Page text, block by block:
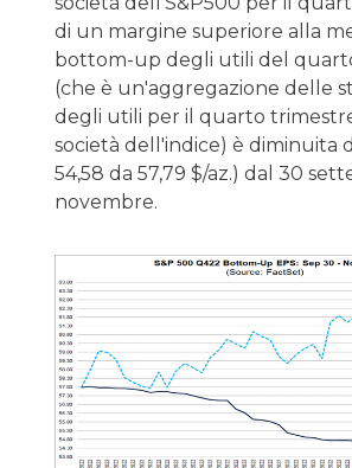
di un margine superiore alla
bottom-up degli utili del
(che è un'aggregazione delle
degli utili per il quarto
società dell'indice) è diminuita
54,58 da 57,79 $/az.) dal 30
novembre.